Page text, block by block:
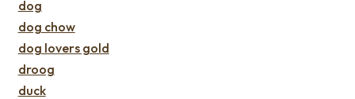
dog
dog chow
dog lovers gold
droog
duck